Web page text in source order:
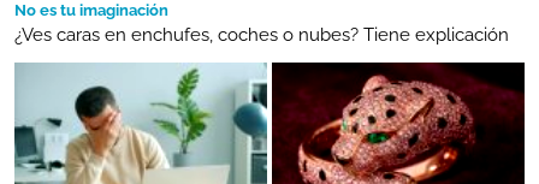
No es tu imaginación
¿Ves caras en enchufes, coches o nubes? Tiene explicación